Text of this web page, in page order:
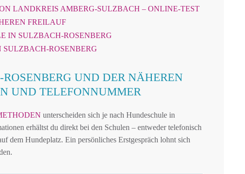
LANDKREIS AMBERG-SULZBACH – ONLINE-TEST
FREILAUF
IN SULZBACH-ROSENBERG
ROSENBERG
UND DER NÄHEREN
UND TELEFONNUMMER
unterscheiden sich je nach Hundeschule in
erhältst du direkt bei den Schulen – entweder telefonisch
dem Hundeplatz. Ein persönliches Erstgespräch lohnt sich